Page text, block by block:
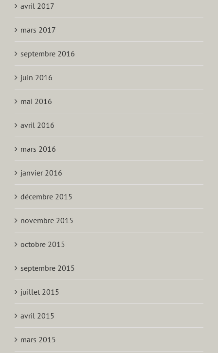
avril 2017
mars 2017
septembre 2016
juin 2016
mai 2016
avril 2016
mars 2016
janvier 2016
décembre 2015
novembre 2015
octobre 2015
septembre 2015
juillet 2015
avril 2015
mars 2015